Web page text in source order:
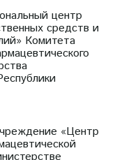
центр
средств и
Комитета
«Центр